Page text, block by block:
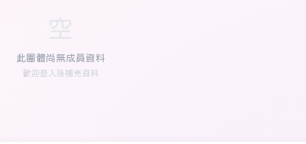
此團體尚無成員資料
歡迎登入後補充資料